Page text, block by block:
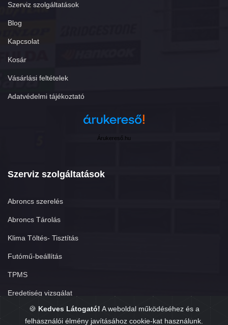
🍪 Kedves Látogató! A weboldal működéséhez és a
felhasználói élmény javításához cookie-kat használunk.
Szerviz szolgáltatások
Blog
Kapcsolat
Kosár
Vásárlási feltételek
Adatvédelmi tájékoztató
Árukereső.hu
Szerviz szolgáltatások
Abroncs szerelés
Abroncs Tárolás
Klima Töltés- Tisztítás
Futómű-beállítás
TPMS
Eredetiség vizsgálat